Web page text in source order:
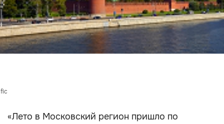
«Лето в Московский регион пришло по